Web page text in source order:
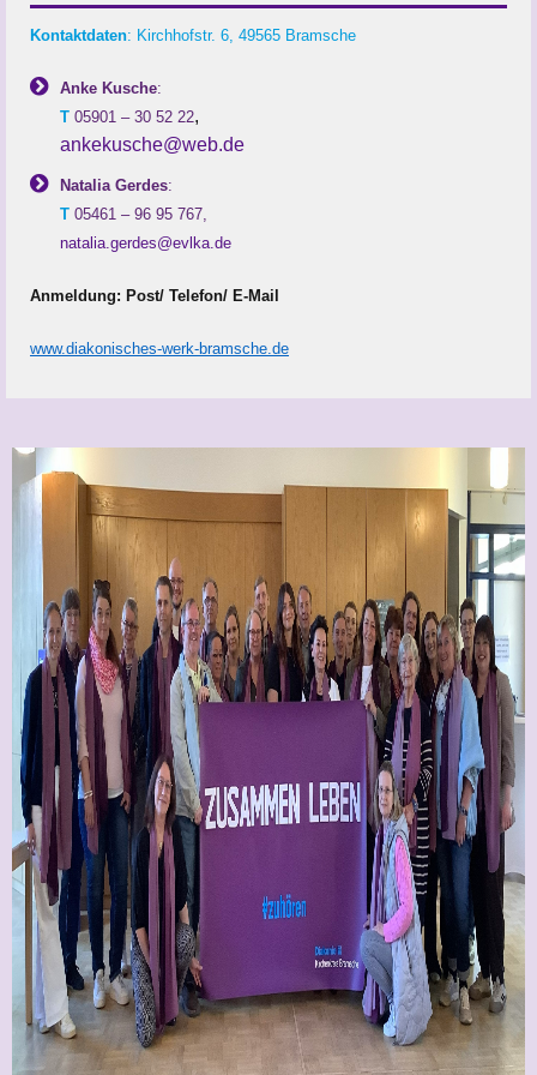
Kontaktdaten: Kirchhofstr. 6, 49565 Bramsche
Anke Kusche:
T 05901 – 30 52 22,
ankekusche@web.de
Natalia Gerdes:
T 05461 – 96 95 767,
natalia.gerdes@evlka.de
Anmeldung: Post/ Telefon/ E-Mail
www.diakonisches-werk-bramsche.de